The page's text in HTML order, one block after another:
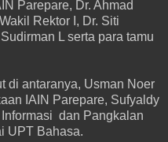
Parepare, Dr. Ahmad
Rektor I, Dr. Siti
L serta para tamu
di antaranya, Usman Noer
IAIN Parepare, Sufyaldy
dan Pangkalan
UPT Bahasa.